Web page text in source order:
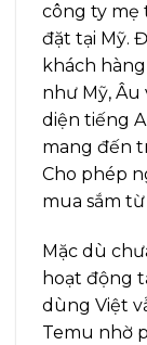
công ty mẹ
đặt tại Mỹ.
khách
như Mỹ, Âu
diện tiếng
mang đến
Cho phép
mua sắm
Mặc dù
hoạt động
dùng Việt
Temu nhờ